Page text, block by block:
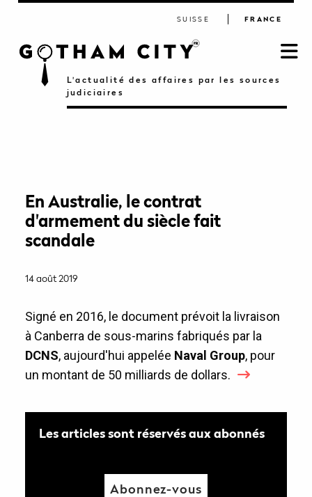
L'actualité des affaires par les sources
judiciaires
SUISSE FRANCE
En Australie, le contrat
d'armement du siècle fait
scandale
14 août 2019
Signé en 2016, le document prévoit la livraison
à Canberra de sous-marins fabriqués par la
DCNS, aujourd'hui appelée Naval Group, pour
un montant de 50 milliards de dollars.
Les articles sont réservés aux abonnés
Abonnez-vous